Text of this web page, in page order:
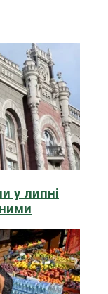
у липні